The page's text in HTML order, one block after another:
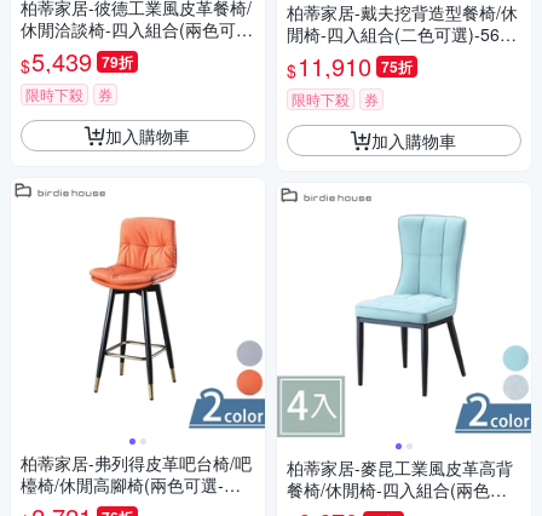
柏蒂家居-彼德工業風皮革餐椅/
休閒洽談椅-四入組合(兩色可
選-咖啡色/灰色)-50x60x81cm
$5,439 79折
限時下殺 券
加入購物車
柏蒂家居-弗列得皮革吧台椅/吧
檯椅/休閒高腳椅(兩色可選-灰
色/橘色)-45x53x107cm
柏蒂家居-戴夫挖背造型餐椅/休
閒椅-四入組合(二色可選)-56x5
7x83cm
$11,910 75折
限時下殺 券
加入購物車
柏蒂家居-麥昆工業風皮革高背
餐椅/休閒椅-四入組合(兩色可